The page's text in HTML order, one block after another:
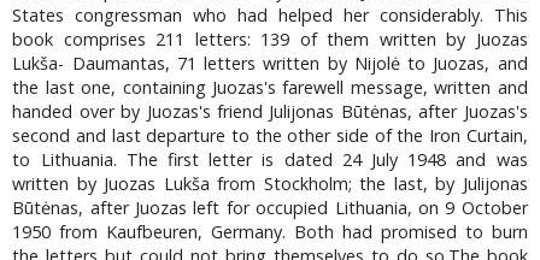
States congressman who had helped her considerably. This
book comprises 211 letters: 139 of them written by Juozas
Lukša- Daumantas, 71 letters written by Nijolė to Juozas, and
the last one, containing Juozas's farewell message, written and
handed over by Juozas's friend Julijonas Būtėnas, after Juozas's
second and last departure to the other side of the Iron Curtain,
to Lithuania. The first letter is dated 24 July 1948 and was
written by Juozas Lukša from Stockholm; the last, by Julijonas
Būtėnas, after Juozas left for occupied Lithuania, on 9 October
1950 from Kaufbeuren, Germany. Both had promised to burn